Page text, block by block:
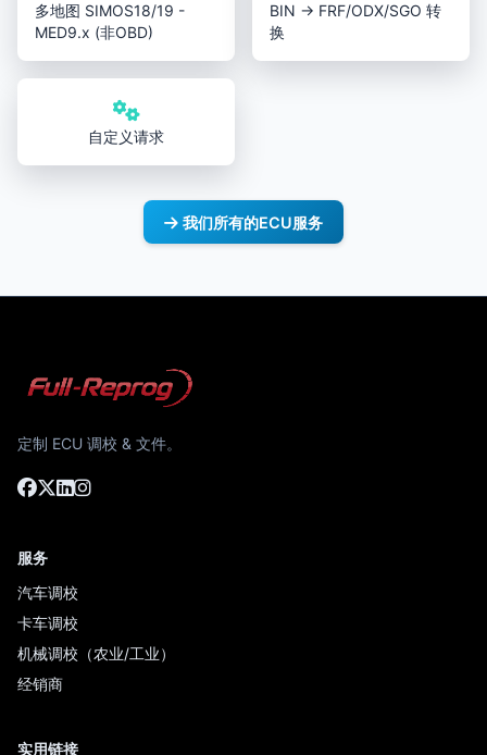
多地图 SIMOS18/19 -
MED9.x (非OBD)
BIN → FRF/ODX/SGO 转
换
自定义请求
我们所有的ECU服务
定制 ECU 调校 & 文件。
服务
汽车调校
卡车调校
机械调校（农业/工业）
经销商
实用链接